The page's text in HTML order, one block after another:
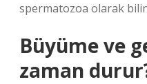
spermatozoa olarak
Büyüme ve
zaman